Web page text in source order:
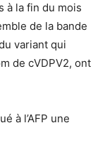
à la fin du mois
de la bande
variant qui
de cVDPV2, ont
à l’AFP une